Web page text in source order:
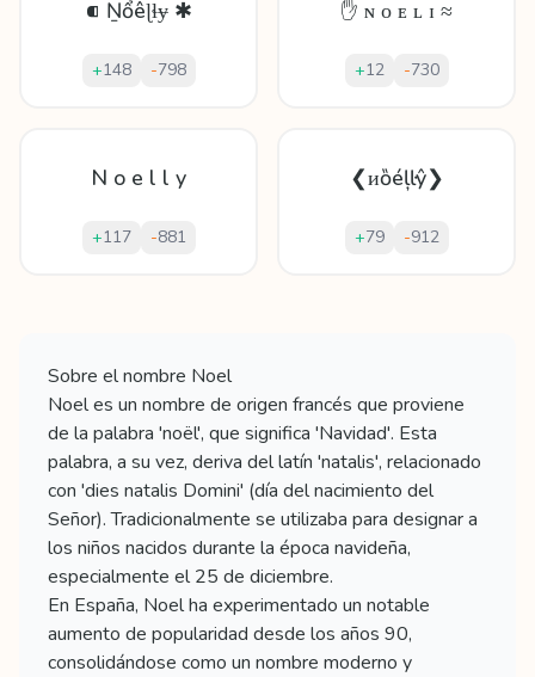
⁌ Ṉổêɭɬɏ ✱
+148 -798
✋ ɴ ᴏ ᴇ ʟ ɪ ≈
+12 -730
N o e l l y
+117 -881
❮ᴎȍéļŀŷ❯
+79 -912
Sobre el nombre Noel
Noel es un nombre de origen francés que proviene
de la palabra 'noël', que significa 'Navidad'. Esta
palabra, a su vez, deriva del latín 'natalis', relacionado
con 'dies natalis Domini' (día del nacimiento del
Señor). Tradicionalmente se utilizaba para designar a
los niños nacidos durante la época navideña,
especialmente el 25 de diciembre.
En España, Noel ha experimentado un notable
aumento de popularidad desde los años 90,
consolidándose como un nombre moderno y